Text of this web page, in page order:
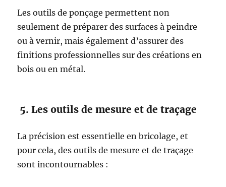
Les outils de ponçage permettent non
seulement de préparer des surfaces à peindre
ou à vernir, mais également d’assurer des
finitions professionnelles sur des créations en
bois ou en métal.
5. Les outils de mesure et de traçage
La précision est essentielle en bricolage, et
pour cela, des outils de mesure et de traçage
sont incontournables :